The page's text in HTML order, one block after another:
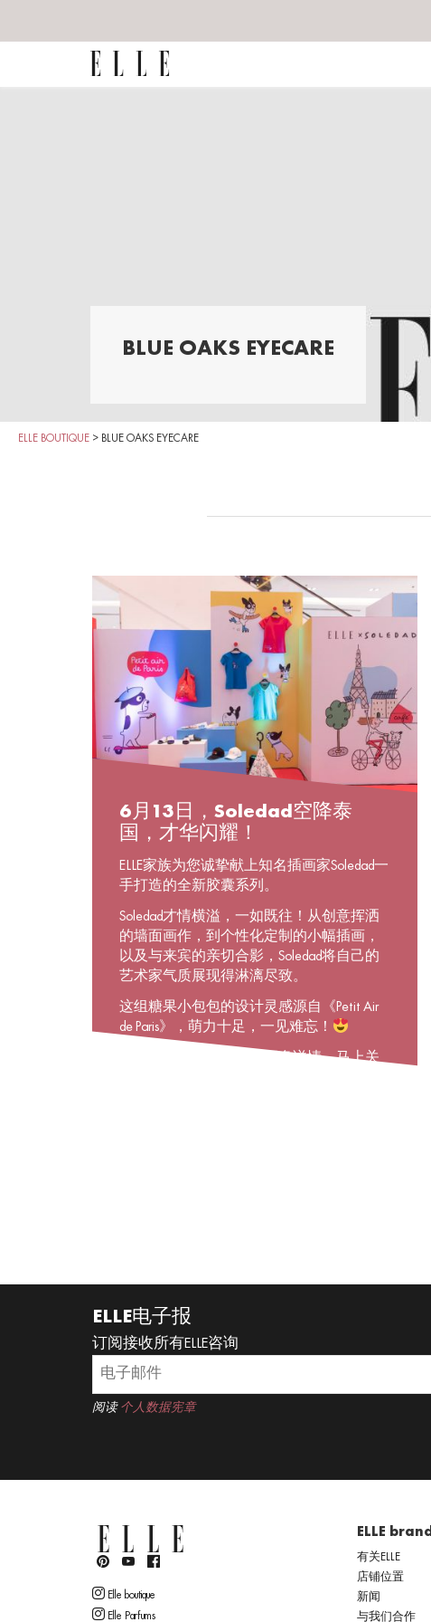
BLUE OAKS EYECARE
ELLE BOUTIQUE > BLUE OAKS EYECARE
6月13日，Soledad空降泰
国，才华闪耀！
ELLE家族为您诚挚献上知名插画家Soledad一
手打造的全新胶囊系列。
Soledad才情横溢，一如既往！从创意挥洒
的墙面画作，到个性化定制的小幅插画，
以及与来宾的亲切合影，Soledad将自己的
艺术家气质展现得淋漓尽致。
这组糖果小包包的设计灵感源自《Petit Air
de Paris》，萌力十足，一见难忘！
若想了解关于该系列的更多详情，马上关
ELLE电子报
订阅接收所有ELLE咨询
阅读 个人数据宪章
Elle boutique
Elle Parfums
ELLE brand
有关ELLE
店铺位置
新闻
与我们合作